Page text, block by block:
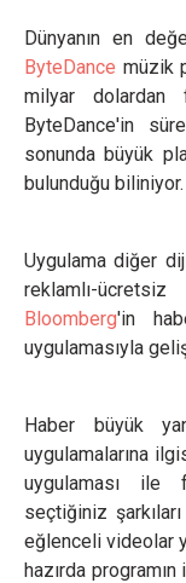
Dünyanın en
ByteDance müzik
milyar
ByteDance'in
sonunda büyük
bulunduğu biliniyor.
Uygulama diğer
reklamlı-
Bloomberg'in
uygulamasıyla
Haber büyük
uygulamalarına
uygulaması ile
seçtiğiniz
eğlenceli videolar
hazırda